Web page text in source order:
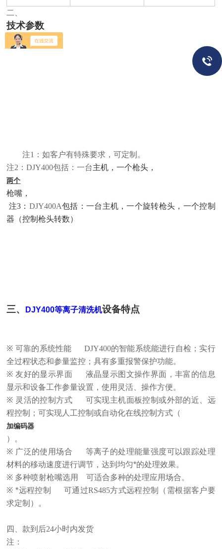
二、
技术参数
：
注1 ：如客户有特殊要求，可定制。
注2 ：DJY400包括：一台主机，一个枪头，
两个
枪嘴，
注3 ： DJY400A包括：一台主机，一个旋转枪头，一个控制
器（控制枪头转数）
三、 DJY400等离子清洗机设备特点
※ 可靠的系统性能 DJY400的智能系统能进行自检；实行
全过程状态和参量监控；具有多重报警保护功能。
※ 友好的显示界面
液晶显示图文操作界面，丰富的信息
显示和设备工作参量设置，使用灵活、操作方便。
※ 灵活的控制方式
可实现主机面板控制或外部的近、远
程控制；可实现人工控制或自动化在线控制方式（
加编码器
）。
※ 广泛的使用场合
等离子的处理能量强度可以跟踪处理
材料的移动速度进行调节，达到均匀*的处理效果。
※ 多种喷射枪嘴选用
可适合多种的处理应用场合。
※ *远程控制 可通过RS485方式远程控制（需根据客户要
求定制）。
四、款到后24小时内发货
注：